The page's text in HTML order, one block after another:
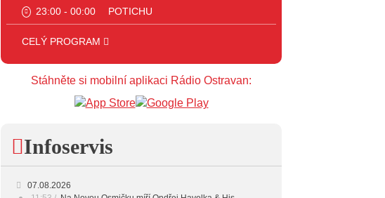
23:00 - 00:00 POTICHU
CELÝ PROGRAM
Stáhněte si mobilní aplikaci Rádio Ostravan:
Infoservis
07.08.2026